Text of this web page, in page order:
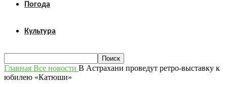
Погода
Культура
Главная Все новости В Астрахани проведут ретро-выставку к
юбилею «Катюши»